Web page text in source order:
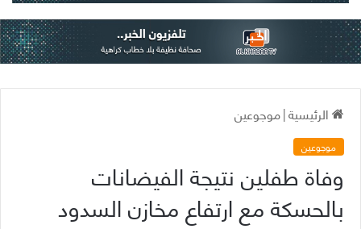
الرئيسية|موجوعين
موجوعين
وفاة طفلين نتيجة الفيضانات
بالحسكة مع ارتفاع مخازن السدود